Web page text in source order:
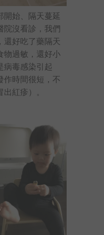
開始、隔天蔓延
院沒看診，我們
還好吃了藥隔天
物過敏，還好小
病毒感染引起
作時間很短，不
紅疹）。